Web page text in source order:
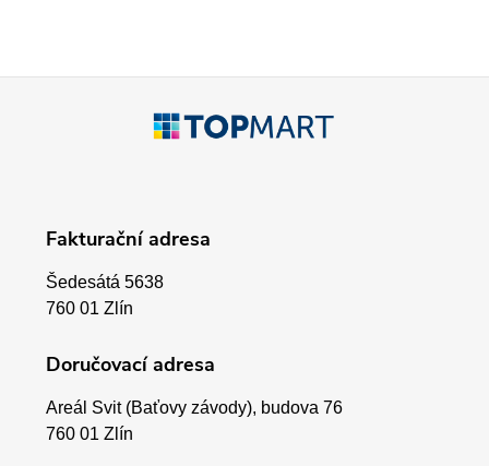
Fakturační adresa
Šedesátá 5638
760 01 Zlín
Doručovací adresa
Areál Svit (Baťovy závody), budova 76
760 01 Zlín